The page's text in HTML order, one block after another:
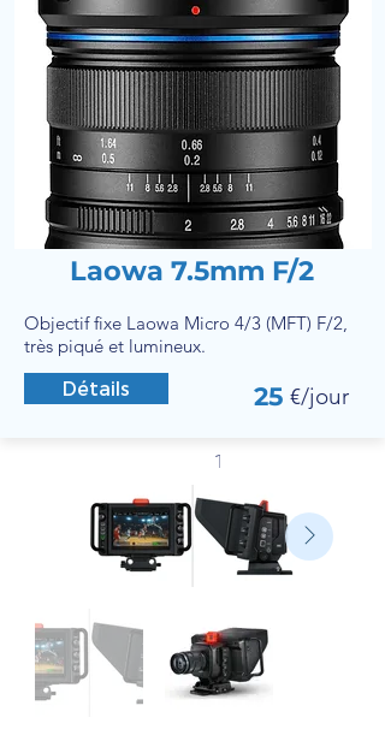
Laowa 7.5mm F/2
Objectif fixe Laowa Micro 4/3 (MFT) F/2,
très piqué et lumineux.
Détails
25 €/jour
1